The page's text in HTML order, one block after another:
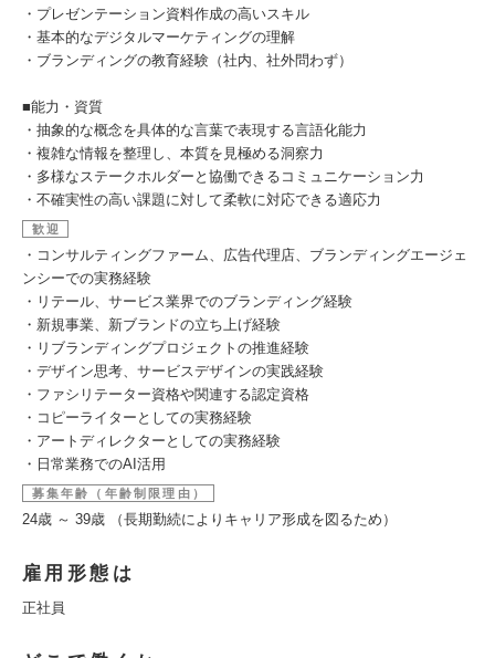
・プレゼンテーション資料作成の高いスキル
・基本的なデジタルマーケティングの理解
・ブランディングの教育経験（社内、社外問わず）
■能力・資質
・抽象的な概念を具体的な言葉で表現する言語化能力
・複雑な情報を整理し、本質を見極める洞察力
・多様なステークホルダーと協働できるコミュニケーション力
・不確実性の高い課題に対して柔軟に対応できる適応力
歓迎
・コンサルティングファーム、広告代理店、ブランディングエージェ
ンシーでの実務経験
・リテール、サービス業界でのブランディング経験
・新規事業、新ブランドの立ち上げ経験
・リブランディングプロジェクトの推進経験
・デザイン思考、サービスデザインの実践経験
・ファシリテーター資格や関連する認定資格
・コピーライターとしての実務経験
・アートディレクターとしての実務経験
・日常業務でのAI活用
募集年齢（年齢制限理由）
24歳 ～ 39歳 （長期勤続によりキャリア形成を図るため）
雇用形態は
正社員